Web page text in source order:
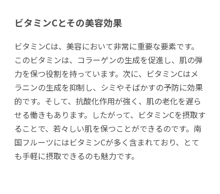
ビタミンCとその美容効果
ビタミンCは、美容において非常に重要な要素です。
このビタミンは、コラーゲンの生成を促進し、肌の弾
力を保つ役割を持っています。次に、ビタミンCはメ
ラニンの生成を抑制し、シミやそばかすの予防に効果
的です。そして、抗酸化作用が強く、肌の老化を遅ら
せる働きもあります。したがって、ビタミンCを摂取す
ることで、若々しい肌を保つことができるのです。南
国フルーツにはビタミンCが多く含まれており、とて
も手軽に摂取できるのも魅力です。